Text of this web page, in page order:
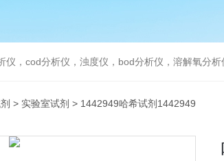
仪，cod分析仪，浊度仪，bod分析仪，溶解氧分析
> 实验室试剂 > 1442949哈希试剂1442949